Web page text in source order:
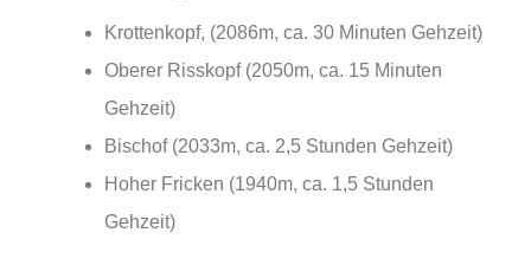
Krottenkopf, (2086m, ca. 30 Minuten Gehzeit)
Oberer Risskopf (2050m, ca. 15 Minuten
Gehzeit)
Bischof (2033m, ca. 2,5 Stunden Gehzeit)
Hoher Fricken (1940m, ca. 1,5 Stunden
Gehzeit)